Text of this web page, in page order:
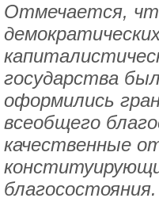
Отмечается,
государства
оформились
всеобщего
качественные